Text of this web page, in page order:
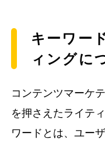
キーワー
ィングに
コンテンツマーケ
を押さえたライテ
ワードとは、ユー